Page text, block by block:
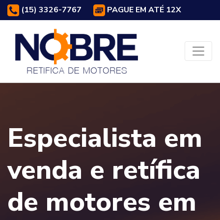
(15) 3326-7767 PAGUE EM ATÉ 12X
Especialista em
venda e retífica
de motores em